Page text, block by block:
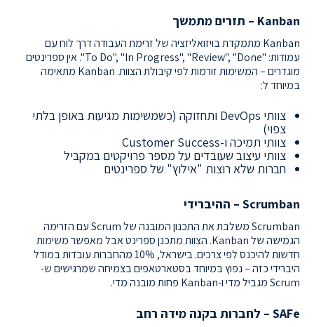
Kanban – תזרים מתמשך
Kanban מתמקדת בויזואליזציה של זרימת העבודה דרך לוח עם
עמודות: "To Do", "In Progress", "Review", "Done". אין ספרינטים
מוגדרים – המשימות זורמות לפי קיבולת הצוות. Kanban מתאימה
במיוחד ל:
צוותי DevOps ותחזוקה (כשמשימות מגיעות באופן בלתי
צפוי)
צוותי תמיכה ו-Customer Success
צוותי עיצוב שעובדים על מספר פרויקטים במקביל
חברות שלא רוצות "אילוץ" של ספרינטים
Scrumban – ההיברידי
Scrumban משלבת את התכנון המובנה של Scrum עם הזרימה
הגמישה של Kanban. הצוות מתכנן ספרינט אבל מאפשר משימות
חדשות להיכנס לפי צרכים. בישראל, 10% מהחברות עובדות במודל
היברידי כזה – נפוץ במיוחד בסטארטאפים בצמיחה שמרגישים ש-
Scrum מגביל מדי ו-Kanban פחות מובנה מדי.
SAFe – לחברות בקנה מידה רחב